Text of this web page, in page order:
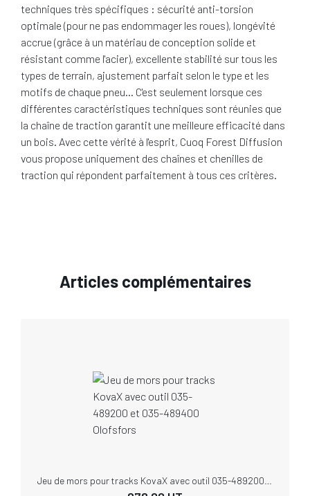
techniques très spécifiques : sécurité anti-torsion
optimale (pour ne pas endommager les roues), longévité
accrue (grâce à un matériau de conception solide et
résistant comme l'acier), excellente stabilité sur tous les
types de terrain, ajustement parfait selon le type et les
motifs de chaque pneu… C'est seulement lorsque ces
différentes caractéristiques techniques sont réunies que
la chaîne de traction garantit une meilleure efficacité dans
un bois. Avec cette vérité à l'esprit, Cuoq Forest Diffusion
vous propose uniquement des chaînes et chenilles de
traction qui répondent parfaitement à tous ces critères.
Articles complémentaires